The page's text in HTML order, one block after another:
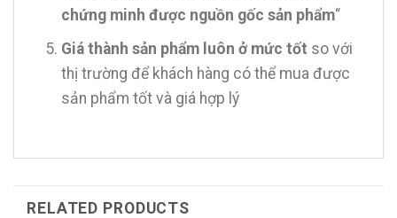
chứng minh được nguồn gốc sản phẩm“
Giá thành sản phẩm luôn ở mức tốt so với
thị trường để khách hàng có thể mua được
sản phẩm tốt và giá hợp lý
RELATED PRODUCTS